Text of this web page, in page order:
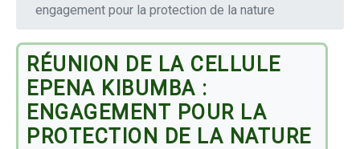
engagement pour la protection de la nature
RÉUNION DE LA CELLULE
EPENA KIBUMBA :
ENGAGEMENT POUR LA
PROTECTION DE LA NATURE